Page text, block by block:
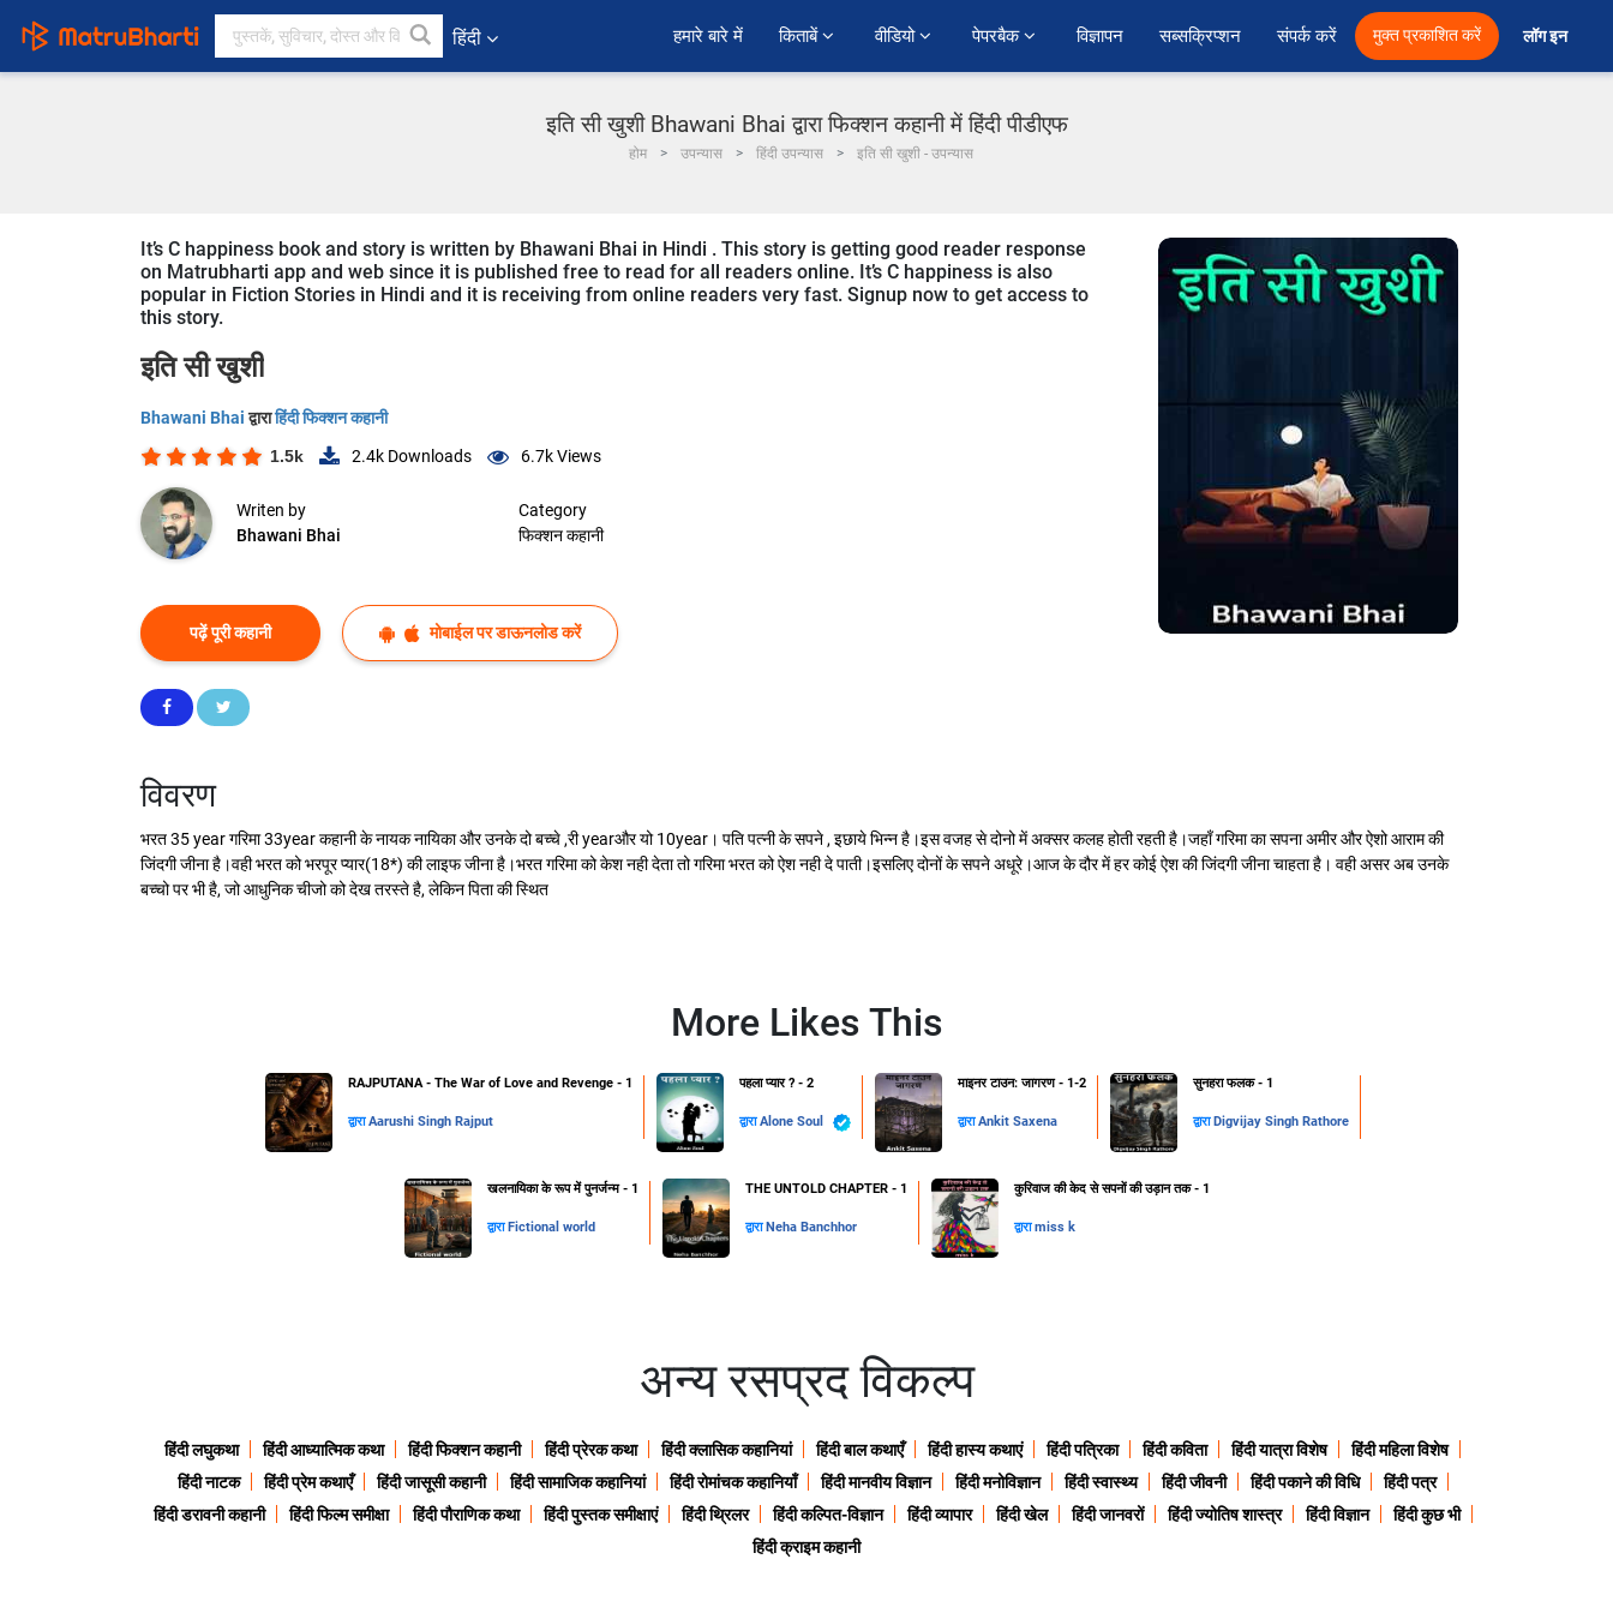
हिंदी हमारे बारे में किताबें वीडियो पेपरबैक विज्ञापन सब्सक्रिप्शन संपर्क करें मुक्त प्रकाशित करें लॉग इन
इति सी खुशी Bhawani Bhai द्वारा फिक्शन कहानी में हिंदी पीडीएफ
होम उपन्यास हिंदी उपन्यास इति सी खुशी - उपन्यास
It’s C happiness book and story is written by Bhawani Bhai in Hindi . This story is getting good reader response
on Matrubharti app and web since it is published free to read for all readers online. It’s C happiness is also
popular in Fiction Stories in Hindi and it is receiving from online readers very fast. Signup now to get access to
this story.
इति सी खुशी
Bhawani Bhaiद्वाराहिंदी फिक्शन कहानी
1.5k 2.4k Downloads 6.7kViews
Writen by
Bhawani Bhai
Category
फिक्शन कहानी
पढ़ें पूरी कहानी मोबाईल पर डाऊनलोड करें
विवरण
भरत 35 year गरिमा 33year कहानी के नायक नायिका और उनके दो बच्चे ,री yearऔर यो 10year। पति पत्नी के सपने , इछाये भिन्न है।इस वजह से दोनो में अक्सर कलह होती रहती है।जहाँ गरिमा का सपना अमीर और ऐशो आराम की
जिंदगी जीना है।वही भरत को भरपूर प्यार(18*) की लाइफ जीना है।भरत गरिमा को केश नही देता तो गरिमा भरत को ऐश नही दे पाती।इसलिए दोनों के सपने अधूरे।आज के दौर में हर कोई ऐश की जिंदगी जीना चाहता है। वही असर अब उनके
बच्चो पर भी है, जो आधुनिक चीजो को देख तरस्ते है, लेकिन पिता की स्थित
More Likes This
RAJPUTANA - The War of Love and Revenge - 1
द्वाराAarushi Singh Rajput
पहला प्यार ? - 2
द्वाराAlone Soul
माइनर टाउन: जागरण - 1-2
द्वाराAnkit Saxena
सुनहरा फलक - 1
द्वारा Digvijay Singh Rathore
खलनायिका के रूप में पुनर्जन्म - 1
द्वारा Fictional world
THE UNTOLD CHAPTER - 1
द्वारा Neha Banchhor
कुरिवाज की केद से सपनों की उड़ान तक - 1
द्वाराmiss k
अन्य रसप्रद विकल्प
हिंदी लघुकथा हिंदी आध्यात्मिक कथा हिंदी फिक्शन कहानी हिंदी प्रेरक कथा हिंदी क्लासिक कहानियां हिंदी बाल कथाएँ हिंदी हास्य कथाएं हिंदी पत्रिका हिंदी कविता हिंदी यात्रा विशेष
हिंदी महिला विशेष
हिंदी नाटक
हिंदी प्रेम कथाएँ हिंदी जासूसी कहानी हिंदी सामाजिक कहानियां हिंदी रोमांचक कहानियाँ हिंदी मानवीय विज्ञान हिंदी मनोविज्ञान हिंदी स्वास्थ्य हिंदी जीवनी हिंदी पकाने की विधि
हिंदी पत्र
हिंदी डरावनी कहानी
हिंदी फिल्म समीक्षा हिंदी पौराणिक कथा हिंदी पुस्तक समीक्षाएं हिंदी थ्रिलर हिंदी कल्पित-विज्ञान हिंदी व्यापार हिंदी खेल हिंदी जानवरों हिंदी ज्योतिष शास्त्र हिंदी विज्ञान
हिंदी कुछ भी
हिंदी क्राइम कहानी